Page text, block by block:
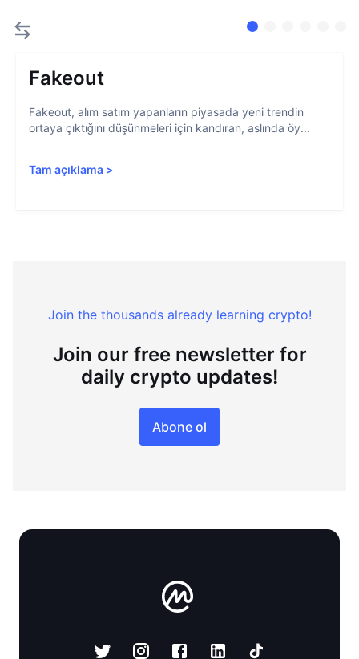
Fakeout
Fakeout, alım satım yapanların piyasada yeni trendin
ortaya çıktığını düşünmeleri için kandıran, aslında öy...
Tam açıklama >
Join the thousands already learning crypto!
Join our free newsletter for
daily crypto updates!
Abone ol